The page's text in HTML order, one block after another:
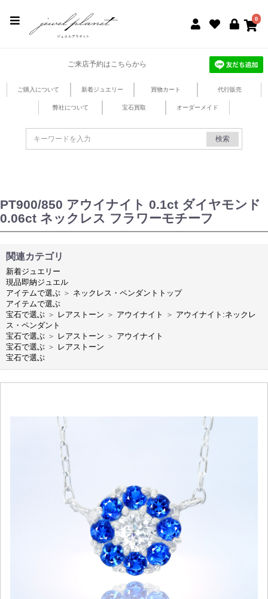
0
ご来店予約はこちらから
ご購入について 新着ジュエリー 買物カート 代行販売
弊社について 宝石買取 オーダーメイド
検索
PT900/850 アウイナイト 0.1ct ダイヤモンド
0.06ct ネックレス フラワーモチーフ
関連カテゴリ
新着ジュエリー
現品即納ジュエル
アイテムで選ぶ ＞ ネックレス・ペンダントトップ
アイテムで選ぶ
宝石で選ぶ ＞ レアストーン ＞ アウイナイト ＞ アウイナイト:ネックレ
ス・ペンダント
宝石で選ぶ ＞ レアストーン ＞ アウイナイト
宝石で選ぶ ＞ レアストーン
宝石で選ぶ